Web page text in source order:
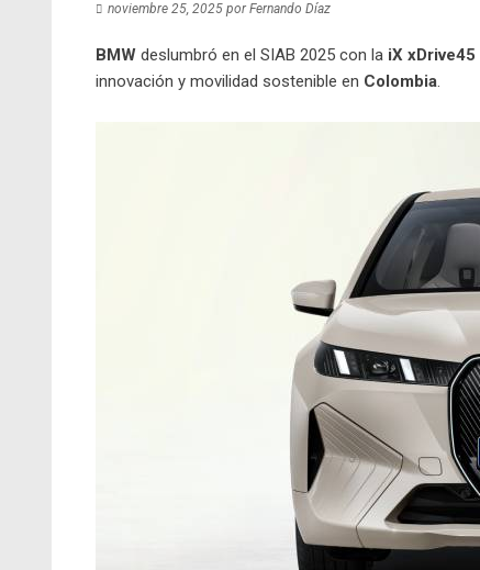
noviembre 25, 2025 porFernando Díaz
BMW deslumbró en el SIAB 2025 con la iX
innovación y movilidad sostenible en Colombia.